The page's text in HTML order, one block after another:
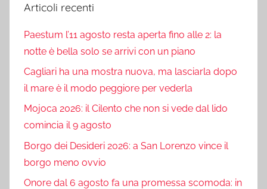
Articoli recenti
Paestum l’11 agosto resta aperta fino alle 2: la
notte è bella solo se arrivi con un piano
Cagliari ha una mostra nuova, ma lasciarla dopo
il mare è il modo peggiore per vederla
Mojoca 2026: il Cilento che non si vede dal lido
comincia il 9 agosto
Borgo dei Desideri 2026: a San Lorenzo vince il
borgo meno ovvio
Onore dal 6 agosto fa una promessa scomoda: in